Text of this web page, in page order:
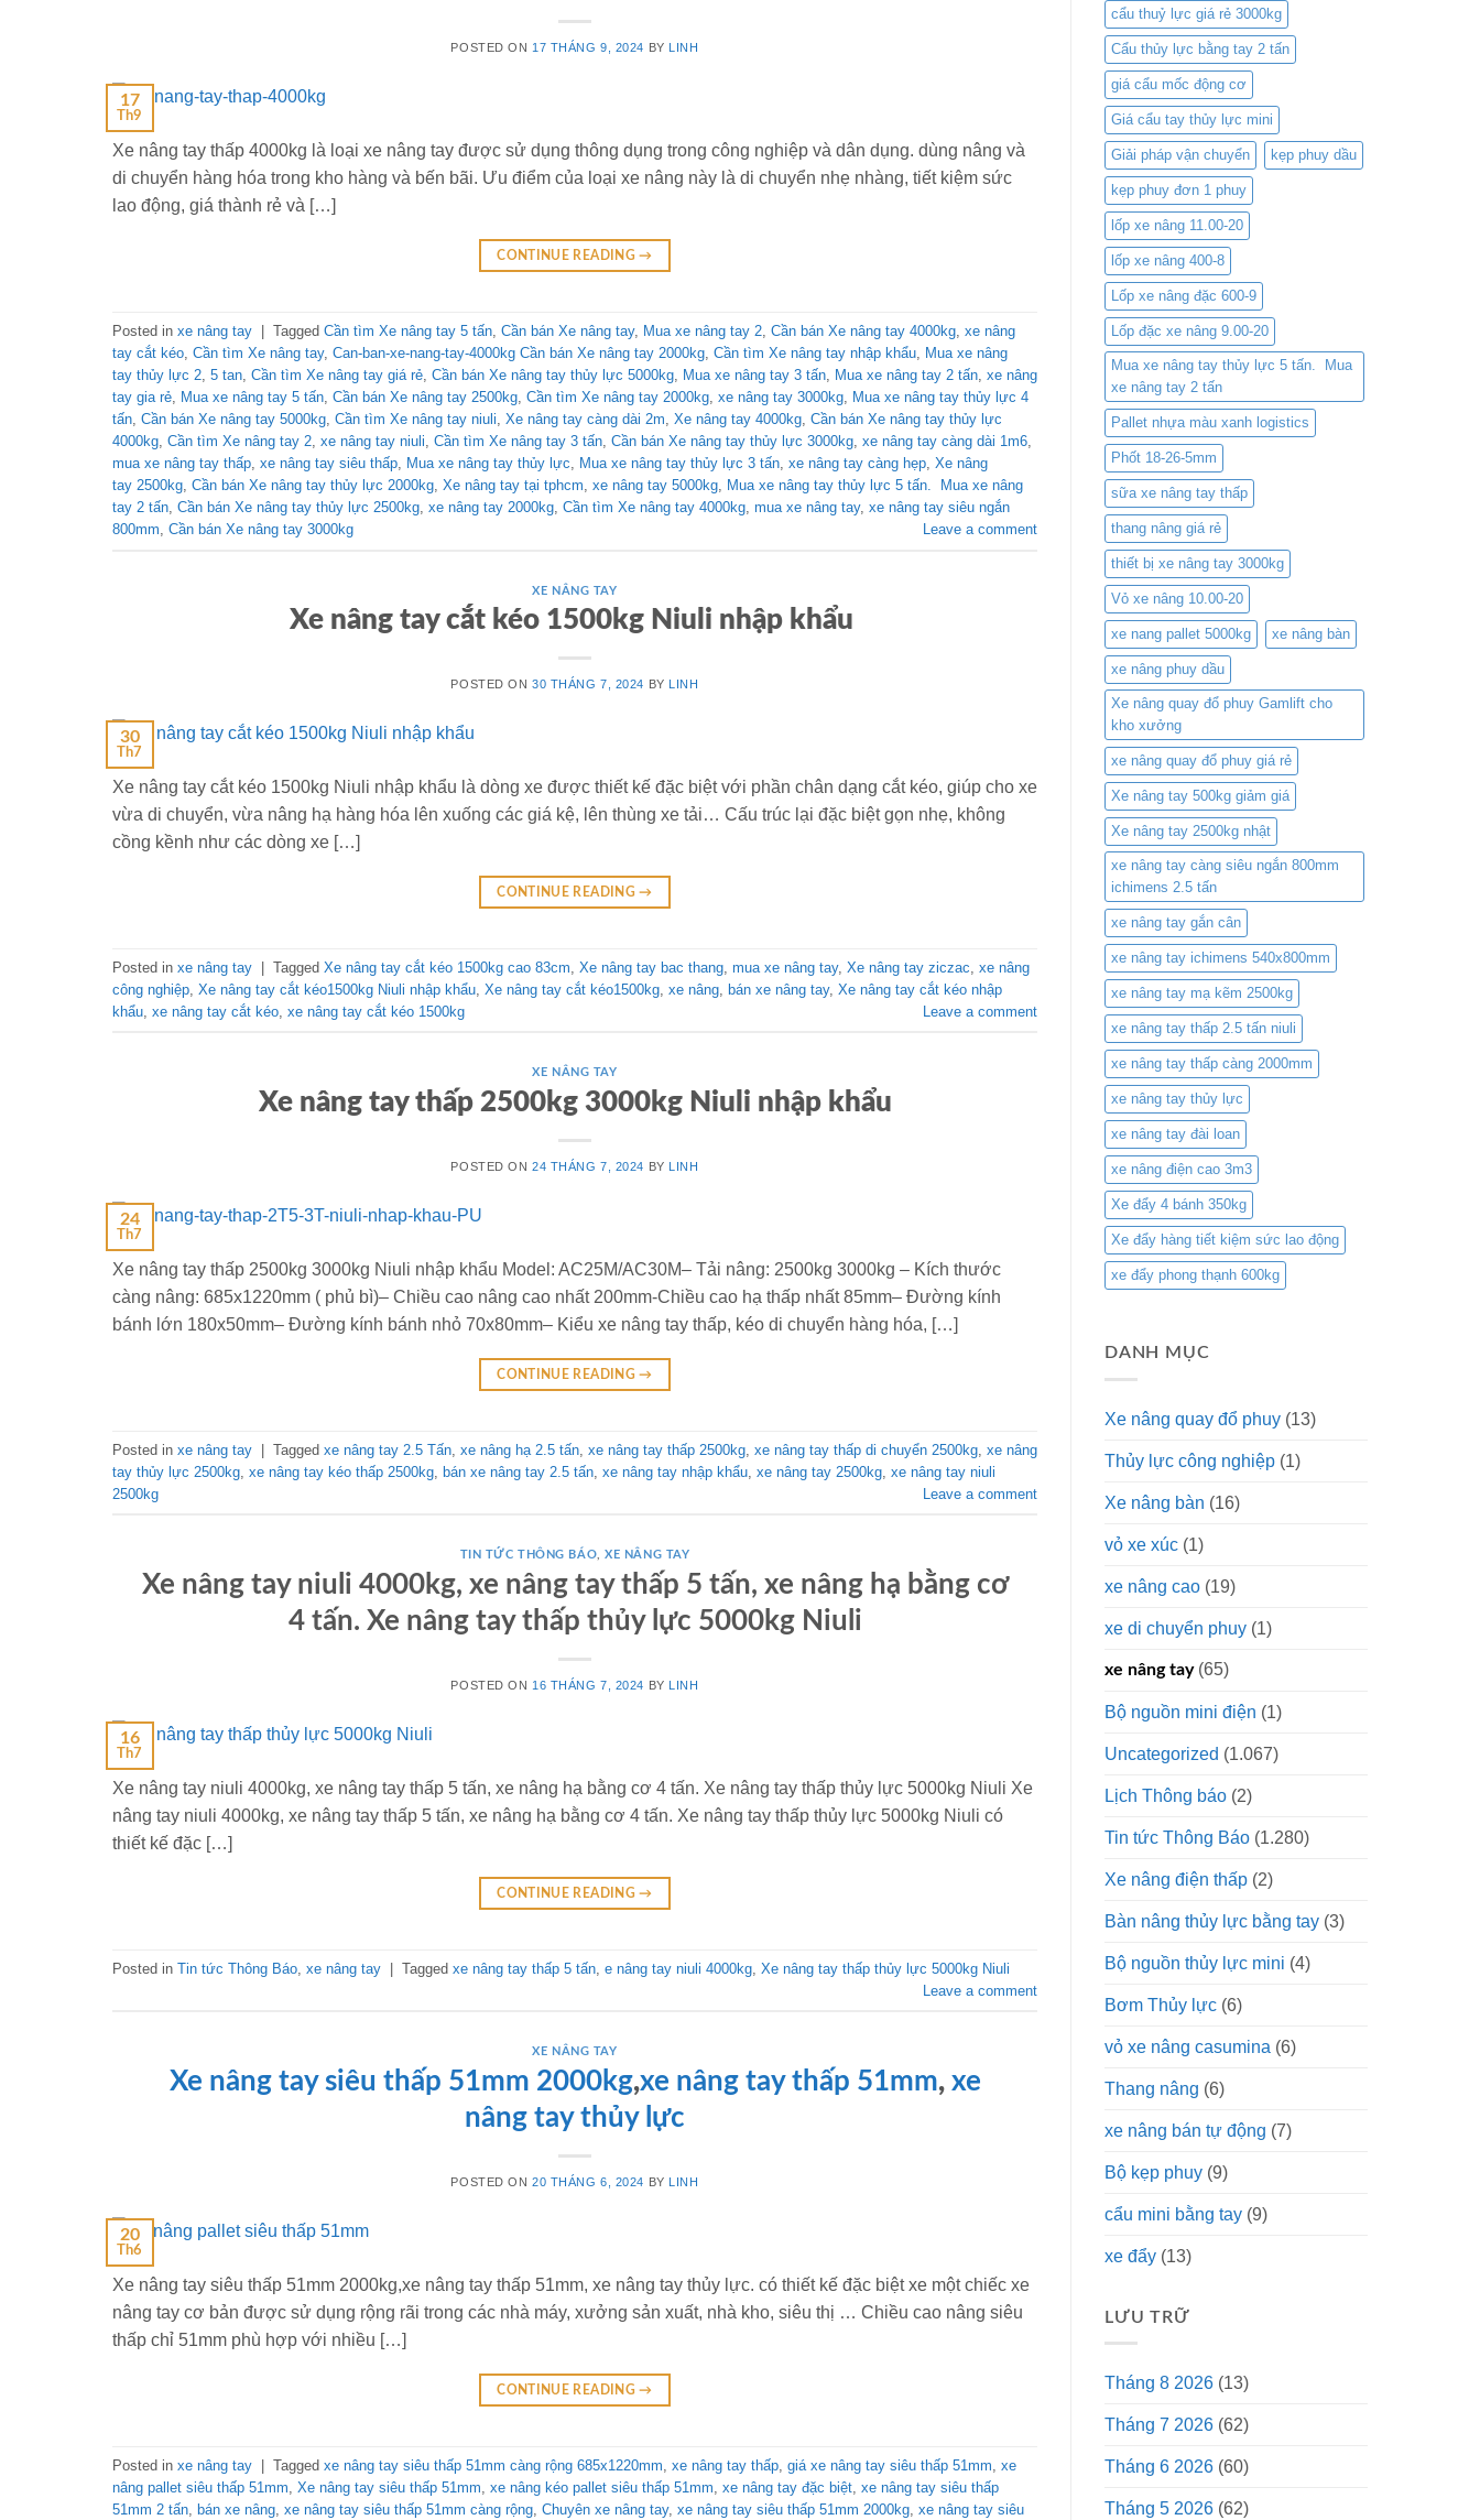
POSTED ON 17 THÁNG 9, 2024 BY LINH
17
Th9
Xe nâng tay thấp 4000kg là loại xe nâng tay được sử dụng thông dụng trong công nghiệp và dân dụng. dùng nâng và
di chuyển hàng hóa trong kho hàng và bến bãi. Ưu điểm của loại xe nâng này là di chuyển nhẹ nhàng, tiết kiệm sức
lao động, giá thành rẻ và […]
CONTINUE READING→
Posted in xe nâng tay Tagged Cần tìm Xe nâng tay 5 tấn Cần bán Xe nâng tay, Mua xe nâng tay 2 Cần bán Xe nâng tay 4000kg xe nâng
tay cắt kéo Cần tìm Xe nâng tay, Can-ban-xe-nang-tay-4000kg Cần bán Xe nâng tay 2000kg Cần tìm Xe nâng tay nhập khẩu
Mua xe nâng
tay thủy lực 2 5 tan Cần tìm Xe nâng tay giá rẻ Cần bán Xe nâng tay thủy lực 5000kg Mua xe nâng tay 3 tấn Mua xe nâng tay 2 tấn xe nâng
tay gia rẻ
Mua xe nâng tay 5 tấn Cần bán Xe nâng tay 2500kg Cần tìm Xe nâng tay 2000kg xe nâng tay 3000kg
Mua xe nâng tay thủy lực 4
tấn Cần bán Xe nâng tay 5000kg Cần tìm Xe nâng tay niuli Xe nâng tay càng dài 2m Xe nâng tay 4000kg Cần bán Xe nâng tay thủy lực
4000kg Cần tìm Xe nâng tay 2 xe nâng tay niuli Cần tìm Xe nâng tay 3 tấn Cần bán Xe nâng tay thủy lực 3000kg xe nâng tay càng dài 1m6
mua xe nâng tay thấp xe nâng tay siêu thấp Mua xe nâng tay thủy lực Mua xe nâng tay thủy lực 3 tấn xe nâng tay càng hẹp Xe nâng
tay 2500kg Cần bán Xe nâng tay thủy lực 2000kg Xe nâng tay tại tphcm xe nâng tay 5000kg
Mua xe nâng tay thủy lực 5 tấn. Mua xe nâng
tay 2 tấn Cần bán Xe nâng tay thủy lực 2500kg xe nâng tay 2000kg Cần tìm Xe nâng tay 4000kg mua xe nâng tay, xe nâng tay siêu ngắn
800mm Cần bán Xe nâng tay 3000kg Leave a comment
XE NÂNG TAY
Xe nâng tay cắt kéo 1500kg Niuli nhập khẩu
POSTED ON30 THÁNG 7, 2024 BY LINH
30
Th7
Xe nâng tay cắt kéo 1500kg Niuli nhập khẩu là dòng xe được thiết kế đặc biệt với phần chân dạng cắt kéo, giúp cho xe
vừa di chuyển, vừa nâng hạ hàng hóa lên xuống các giá kệ, lên thùng xe tải… Cấu trúc lại đặc biệt gọn nhẹ, không
cồng kềnh như các dòng xe […]
CONTINUE READING→
Posted in xe nâng tay Tagged Xe nâng tay cắt kéo 1500kg cao 83cm Xe nâng tay bac thang mua xe nâng tay, Xe nâng tay ziczac xe nâng
công nghiệp Xe nâng tay cắt kéo1500kg Niuli nhập khẩu Xe nâng tay cắt kéo1500kg xe nâng bán xe nâng tay, Xe nâng tay cắt kéo nhập
khẩu xe nâng tay cắt kéo xe nâng tay cắt kéo 1500kg Leave a comment
XE NÂNG TAY
Xe nâng tay thấp 2500kg 3000kg Niuli nhập khẩu
POSTED ON24 THÁNG 7, 2024 BY LINH
24
Th7
Xe nâng tay thấp 2500kg 3000kg Niuli nhập khẩu Model: AC25M/AC30M– Tải nâng: 2500kg 3000kg – Kích thước
càng nâng: 685x1220mm ( phủ bì)– Chiều cao nâng cao nhất 200mm-Chiều cao hạ thấp nhất 85mm– Đường kính
bánh lớn 180x50mm– Đường kính bánh nhỏ 70x80mm– Kiểu xe nâng tay thấp, kéo di chuyển hàng hóa, […]
CONTINUE READING→
Posted in xe nâng tay | Tagged xe nâng tay 2.5 Tấn xe nâng hạ 2.5 tấn xe nâng tay thấp 2500kg xe nâng tay thấp di chuyển 2500kg xe nâng
tay thủy lực 2500kg xe nâng tay kéo thấp 2500kg bán xe nâng tay 2.5 tấn xe nâng tay nhập khẩu xe nâng tay 2500kg xe nâng tay niuli
2500kg
Leave a comment
TIN TỨC THÔNG BÁO,XE NÂNG TAY
Xe nâng tay niuli 4000kg, xe nâng tay thấp 5 tấn, xe nâng hạ bằng cơ
4 tấn. Xe nâng tay thấp thủy lực 5000kg Niuli
POSTED ON 16 THÁNG 7, 2024 BY LINH
16
Th7
Xe nâng tay niuli 4000kg, xe nâng tay thấp 5 tấn, xe nâng hạ bằng cơ 4 tấn. Xe nâng tay thấp thủy lực 5000kg Niuli Xe
nâng tay niuli 4000kg, xe nâng tay thấp 5 tấn, xe nâng hạ bằng cơ 4 tấn. Xe nâng tay thấp thủy lực 5000kg Niuli có
thiết kế đặc […]
CONTINUE READING→
Posted in Tin tức Thông Báo xe nâng tay | Tagged xe nâng tay thấp 5 tấn e nâng tay niuli 4000kg Xe nâng tay thấp thủy lực 5000kg Niuli
Leave a comment
XE NÂNG TAY
Xe nâng tay siêu thấp 51mm 2000kg,xe nâng tay thấp 51mm, xe
nâng tay thủy lực
POSTED ON20 THÁNG 6, 2024 BY LINH
20
Th6
Xe nâng tay siêu thấp 51mm 2000kg,xe nâng tay thấp 51mm, xe nâng tay thủy lực. có thiết kế đặc biệt xe một chiếc xe
nâng tay cơ bản được sử dụng rộng rãi trong các nhà máy, xưởng sản xuất, nhà kho, siêu thị … Chiều cao nâng siêu
thấp chỉ 51mm phù hợp với nhiều […]
CONTINUE READING→
Posted in xe nâng tay | Tagged xe nâng tay siêu thấp 51mm càng rộng 685x1220mm xe nâng tay thấp giá xe nâng tay siêu thấp 51mm xe
nâng pallet siêu thấp 51mm Xe nâng tay siêu thấp 51mm xe nâng kéo pallet siêu thấp 51mm xe nâng tay đặc biệt xe nâng tay siêu thấp
51mm 2 tấn bán xe nâng xe nâng tay siêu thấp 51mm càng rộng Chuyên xe nâng tay, xe nâng tay siêu thấp 51mm 2000kg xe nâng tay siêu
cẩu thuỷ lực giá rẻ 3000kg
Cẩu thủy lực bằng tay 2 tấn
giá cẩu mốc động cơ
Giá cẩu tay thủy lực mini
Giải pháp vận chuyển kẹp phuy dầu
kẹp phuy đơn 1 phuy
lốp xe nâng 11.00-20
lốp xe nâng 400-8
Lốp xe nâng đặc 600-9
Lốp đặc xe nâng 9.00-20
Mua xe nâng tay thủy lực 5 tấn. Mua
xe nâng tay 2 tấn
Pallet nhựa màu xanh logistics
Phốt 18-26-5mm
sữa xe nâng tay thấp
thang nâng giá rẻ
thiết bị xe nâng tay 3000kg
Vỏ xe nâng 10.00-20
xe nang pallet 5000kg xe nâng bàn
xe nâng phuy dầu
Xe nâng quay đổ phuy Gamlift cho
kho xưởng
xe nâng quay đổ phuy giá rẻ
Xe nâng tay 500kg giảm giá
Xe nâng tay 2500kg nhật
xe nâng tay càng siêu ngắn 800mm
ichimens 2.5 tấn
xe nâng tay gắn cân
xe nâng tay ichimens 540x800mm
xe nâng tay mạ kẽm 2500kg
xe nâng tay thấp 2.5 tấn niuli
xe nâng tay thấp càng 2000mm
xe nâng tay thủy lực
xe nâng tay đài loan
xe nâng điện cao 3m3
Xe đẩy 4 bánh 350kg
Xe đẩy hàng tiết kiệm sức lao động
xe đẩy phong thạnh 600kg
DANH MỤC
Xe nâng quay đổ phuy (13)
Thủy lực công nghiệp (1)
Xe nâng bàn (16)
vỏ xe xúc (1)
xe nâng cao (19)
xe di chuyển phuy (1)
xe nâng tay(65)
Bộ nguồn mini điện (1)
Uncategorized (1.067)
Lịch Thông báo (2)
Tin tức Thông Báo (1.280)
Xe nâng điện thấp (2)
Bàn nâng thủy lực bằng tay (3)
Bộ nguồn thủy lực mini (4)
Bơm Thủy lực (6)
vỏ xe nâng casumina (6)
Thang nâng (6)
xe nâng bán tự động (7)
Bộ kẹp phuy (9)
cẩu mini bằng tay (9)
xe đẩy (13)
LƯU TRỮ
Tháng 8 2026 (13)
Tháng 7 2026 (62)
Tháng 6 2026 (60)
Tháng 5 2026 (62)